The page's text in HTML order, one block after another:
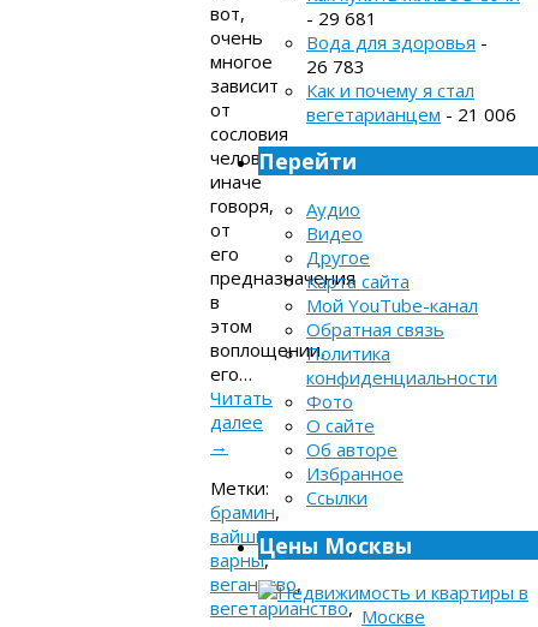
вот,
очень
многое
зависит
от
сословия
человека,
иначе
говоря,
от
его
предназначения
в
этом
воплощении,
его…
Читать
далее
→
Метки:
брамин,
вайшью,
варны,
веганство,
вегетарианство,
- 29 681
Вода для здоровья -
26 783
Как и почему я стал
вегетарианцем - 21 006
Перейти
Аудио
Видео
Другое
Карта сайта
Мой YouTube-канал
Обратная связь
Политика
конфиденциальности
Фото
О сайте
Об авторе
Избранное
Ссылки
Цены Москвы